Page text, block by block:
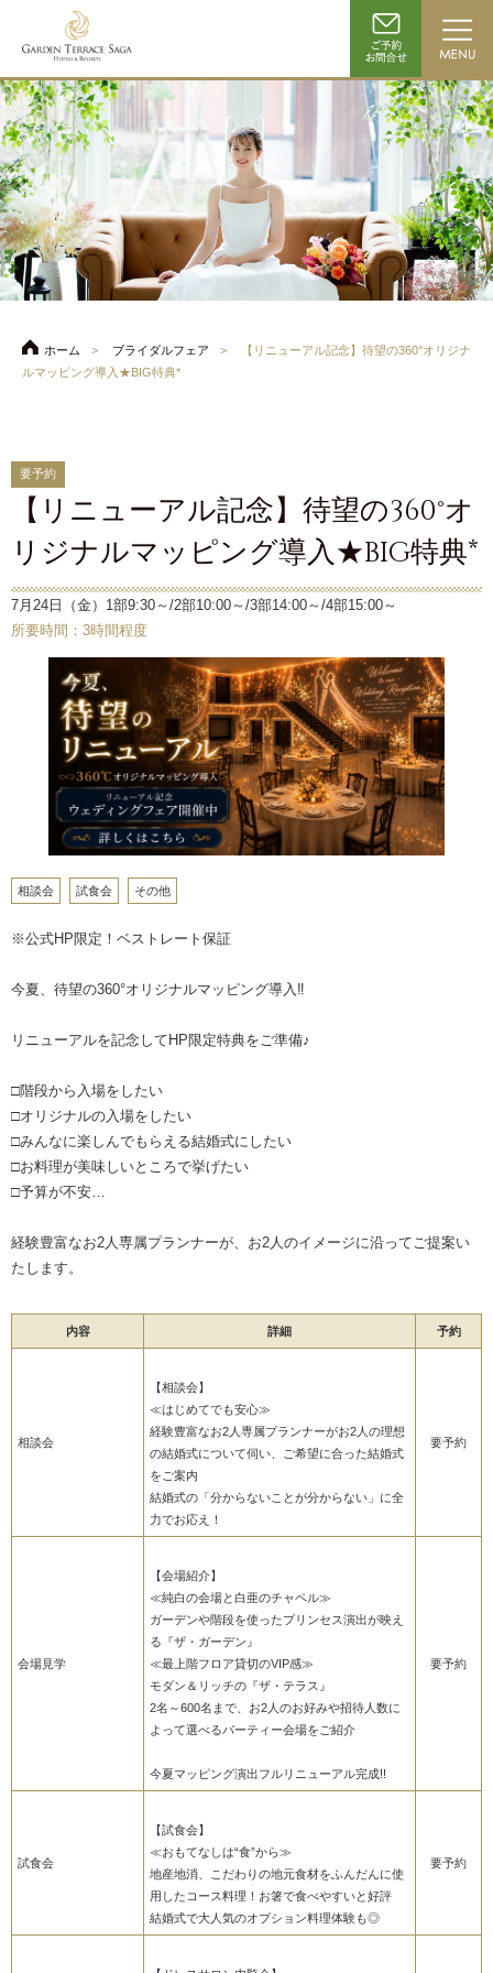
ホーム ブライダルフェア
【リニューアル記念】待望の360°オリジナ
ルマッピング導入★BIG特典*
要予約
【リニューアル記念】待望の360°オ
リジナルマッピング導入★BIG特典*
7月24日（金）1部9:30～/2部10:00～/3部14:00～/4部15:00～
所要時間：3時間程度
相談会 試食会 その他
※公式HP限定！ベストレート保証
今夏、待望の360°オリジナルマッピング導入‼
リニューアルを記念してHP限定特典をご準備♪
□階段から入場をしたい
□オリジナルの入場をしたい
□みんなに楽しんでもらえる結婚式にしたい
□お料理が美味しいところで挙げたい
□予算が不安…
経験豊富なお2人専属プランナーが、お2人のイメージに沿ってご提案い
たします。
内容 詳細 予約
相談会
【相談会】
≪はじめてでも安心≫
経験豊富なお2人専属プランナーがお2人の理想
の結婚式について伺い、ご希望に合った結婚式
をご案内
結婚式の「分からないことが分からない」に全
力でお応え！
要予約
会場見学
【会場紹介】
≪純白の会場と白亜のチャペル≫
ガーデンや階段を使ったプリンセス演出が映え
る『ザ・ガーデン』
≪最上階フロア貸切のVIP感≫
モダン＆リッチの『ザ・テラス』
2名～600名まで、お2人のお好みや招待人数に
よって選べるパーティー会場をご紹介
今夏マッピング演出フルリニューアル完成!!
要予約
試食会
【試食会】
≪おもてなしは“食”から≫
地産地消、こだわりの地元食材をふんだんに使
用したコース料理！お箸で食べやすいと好評
結婚式で大人気のオプション料理体験も◎
要予約